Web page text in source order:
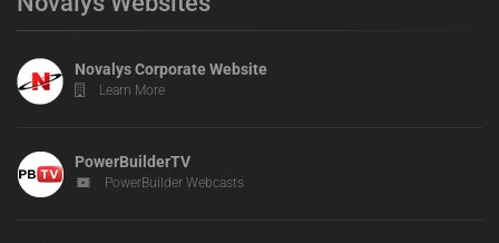
Novalys Corporate Website
Learn More
PowerBuilderTV
PowerBuilder Webcasts